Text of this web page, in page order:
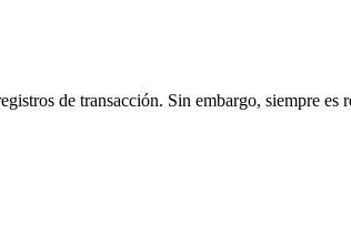
de transacción. Sin embargo, siempre es